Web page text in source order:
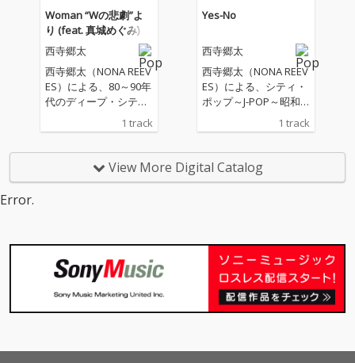
ノスタルジアを追い求
める先にこそ未来を見
つけた、日本のポッ
プ・ミュージックへの
愛とオマージュを込め
た傑作カヴァー・アル
バム！ 本作では西寺自
筒美京平、湯川れい
研究と実践」の姿勢に
深いリスペクトを捧げ
行われた。 NONA REE
VESとして二度にわた
る中国ツアー、そして
ソロでの台湾公演——
アジア各地での成功体
た日本のポップ・ミュ
劇”より 」。 作詞：松
本隆、作曲：呉田軽穂
日本のポップ・ミュー
ジック史の筆頭に名を
刻むタッグによる作品
の、西寺郷太によるカ
サーでもある大樋ゆう
スヴィルの真城めぐみ
を迎えた密室的に研ぎ
が没入感に満ちたミッ
クスでまとめあげた、
傑作カヴァーとなっ
た。
Woman “Wの悲劇”よ
り (feat. 真城めぐみ)
西寺郷太
西寺郷太（NONA REEV
ES）による、80～90年
代のディープ・シティ
ポップ＝歌謡曲／ニュ
ー・ミュージックに向
る」カヴァー・アルバ
ム『Human』が完成！
劇”より 」。 作詞：松
本隆、作曲：呉田軽穂
（松任谷由実）という
日本のポップ・ミュー
1 track
Yes-No
西寺郷太
西寺郷太（NONA REEV
ES）による、シティ・
ポップ～J-POP～昭和
歌謡をディープに掘り
下げた新たなカバーア
が始動！第２弾シング
ルは、オフコースの19
『HUMAN』(2026/2月
発売予定）から、「熱
き心に」（オリジナ
ル：小林旭）に続くリ
スペクトと愛に溢れた
1 track
View More Digital Catalog
Error.